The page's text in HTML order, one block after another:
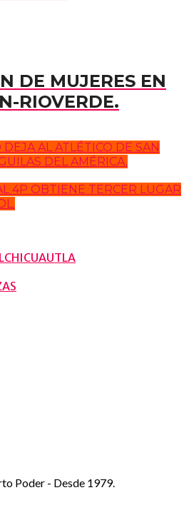
DE MUJERES EN
RIOVERDE.
AL ATLÉTICO DE SAN
DEL AMÉRICA.
4P OBTIENE TERCER LUGAR
Poder - Desde 1979.